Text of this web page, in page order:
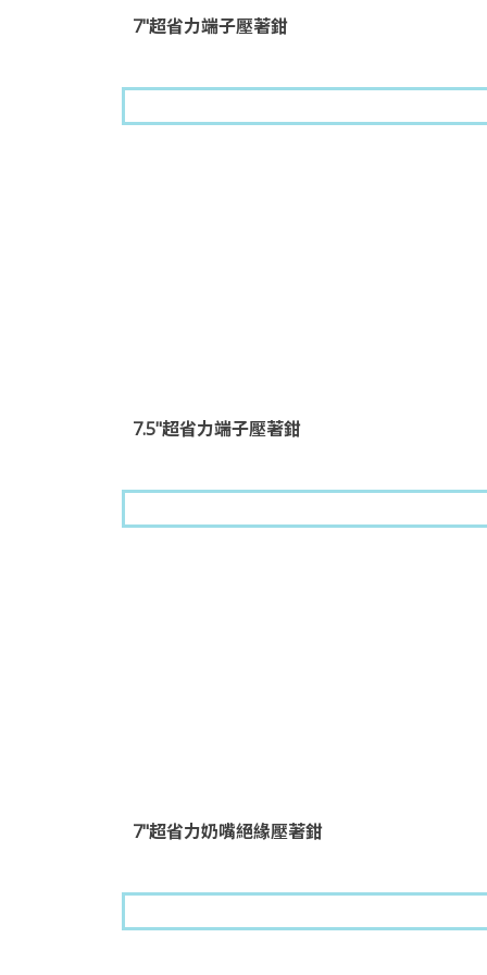
7"超省力端子壓著鉗
7.5"超省力端子壓著鉗
7"超省力奶嘴絕緣壓著鉗